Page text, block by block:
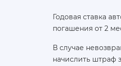
Годовая ставка
погашения от 2
В случае
начислить штраф